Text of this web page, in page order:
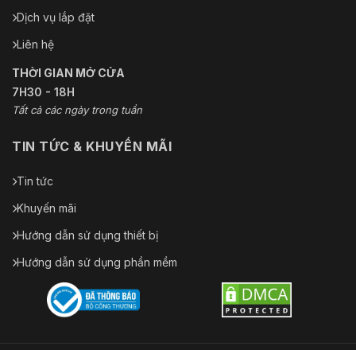
Dịch vụ lắp đặt
Liên hệ
THỜI GIAN MỞ CỬA
7H30 - 18H
Tất cả các ngày trong tuần
TIN TỨC & KHUYẾN MÃI
Tin tức
Khuyến mãi
Hướng dẫn sử dụng thiết bị
Hướng dẫn sử dụng phần mềm